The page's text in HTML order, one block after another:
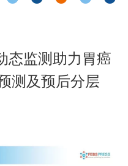
态监测助力胃癌
测及预后分层